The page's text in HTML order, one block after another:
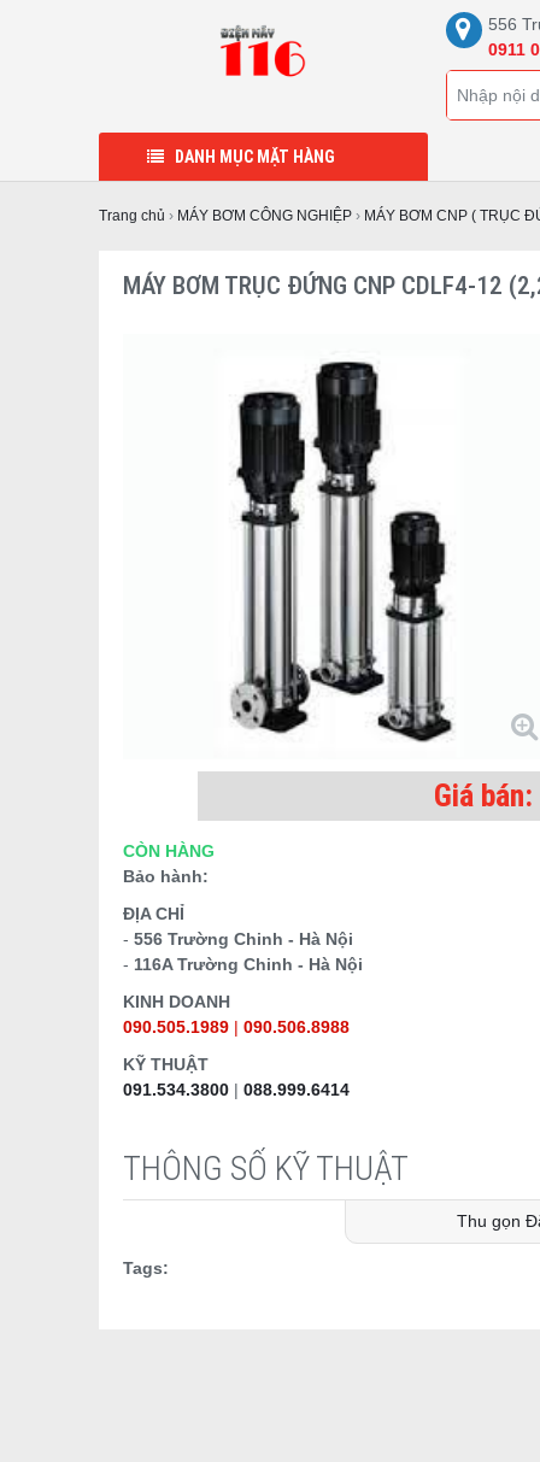
556
0911
DANH MỤC MẶT HÀNG
Trang chủ › MÁY BƠM CÔNG NGHIỆP › MÁY BƠM CNP ( TRỤC
MÁY BƠM TRỤC ĐỨNG CNP CDLF4-12
Giá
CÒN HÀNG
Bảo hành:
ĐỊA CHỈ
- 556 Trường Chinh - Hà Nội
- 116A Trường Chinh - Hà Nội
KINH DOANH
090.505.1989 | 090.506.8988
KỸ THUẬT
091.534.3800 | 088.999.6414
THÔNG SỐ KỸ THUẬT
Thu gọn
Tags: